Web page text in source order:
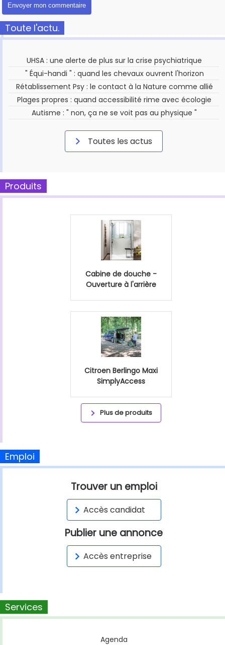
Toute l'actu.
UHSA : une alerte de plus sur la crise psychiatrique
" Équi-handi " : quand les chevaux ouvrent l'horizon
Rétablissement Psy : le contact à la Nature comme allié
Plages propres : quand accessibilité rime avec écologie
Autisme : " non, ça ne se voit pas au physique "
Toutes les actus
Produits
Cabine de douche -
Ouverture à l'arrière
Citroen Berlingo Maxi
SimplyAccess
Plus de produits
Emploi
Trouver un emploi
Accès candidat
Publier une annonce
Accès entreprise
Services
Agenda